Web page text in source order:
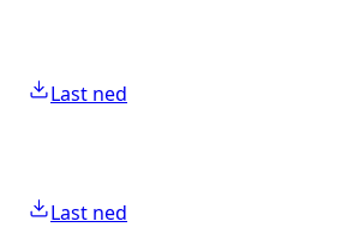
Last ned
Last ned